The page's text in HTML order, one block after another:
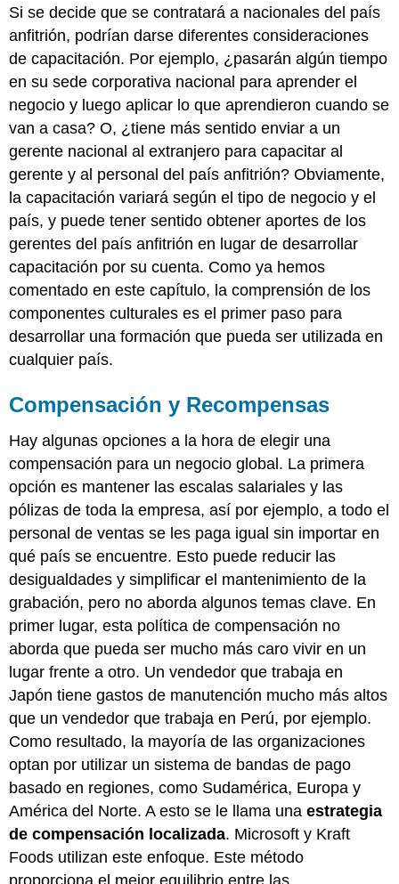
Si se decide que se contratará a nacionales del país
anfitrión, podrían darse diferentes consideraciones
de capacitación. Por ejemplo, ¿pasarán algún tiempo
en su sede corporativa nacional para aprender el
negocio y luego aplicar lo que aprendieron cuando se
van a casa? O, ¿tiene más sentido enviar a un
gerente nacional al extranjero para capacitar al
gerente y al personal del país anfitrión? Obviamente,
la capacitación variará según el tipo de negocio y el
país, y puede tener sentido obtener aportes de los
gerentes del país anfitrión en lugar de desarrollar
capacitación por su cuenta. Como ya hemos
comentado en este capítulo, la comprensión de los
componentes culturales es el primer paso para
desarrollar una formación que pueda ser utilizada en
cualquier país.
Compensación y Recompensas
Hay algunas opciones a la hora de elegir una
compensación para un negocio global. La primera
opción es mantener las escalas salariales y las
pólizas de toda la empresa, así por ejemplo, a todo el
personal de ventas se les paga igual sin importar en
qué país se encuentre. Esto puede reducir las
desigualdades y simplificar el mantenimiento de la
grabación, pero no aborda algunos temas clave. En
primer lugar, esta política de compensación no
aborda que pueda ser mucho más caro vivir en un
lugar frente a otro. Un vendedor que trabaja en
Japón tiene gastos de manutención mucho más altos
que un vendedor que trabaja en Perú, por ejemplo.
Como resultado, la mayoría de las organizaciones
optan por utilizar un sistema de bandas de pago
basado en regiones, como Sudamérica, Europa y
América del Norte. A esto se le llama unaestrategia
de compensación localizada. Microsoft y Kraft
Foods utilizan este enfoque. Este método
proporciona el mejor equilibrio entre las